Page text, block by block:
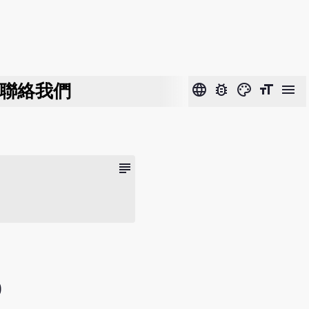
絡我們 language bug_report color_lens format_size menu
subject